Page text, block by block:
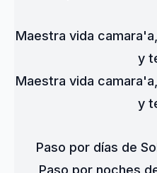
Maestra vida
y
Maestra vida
y
Paso por días de
Paso por noches